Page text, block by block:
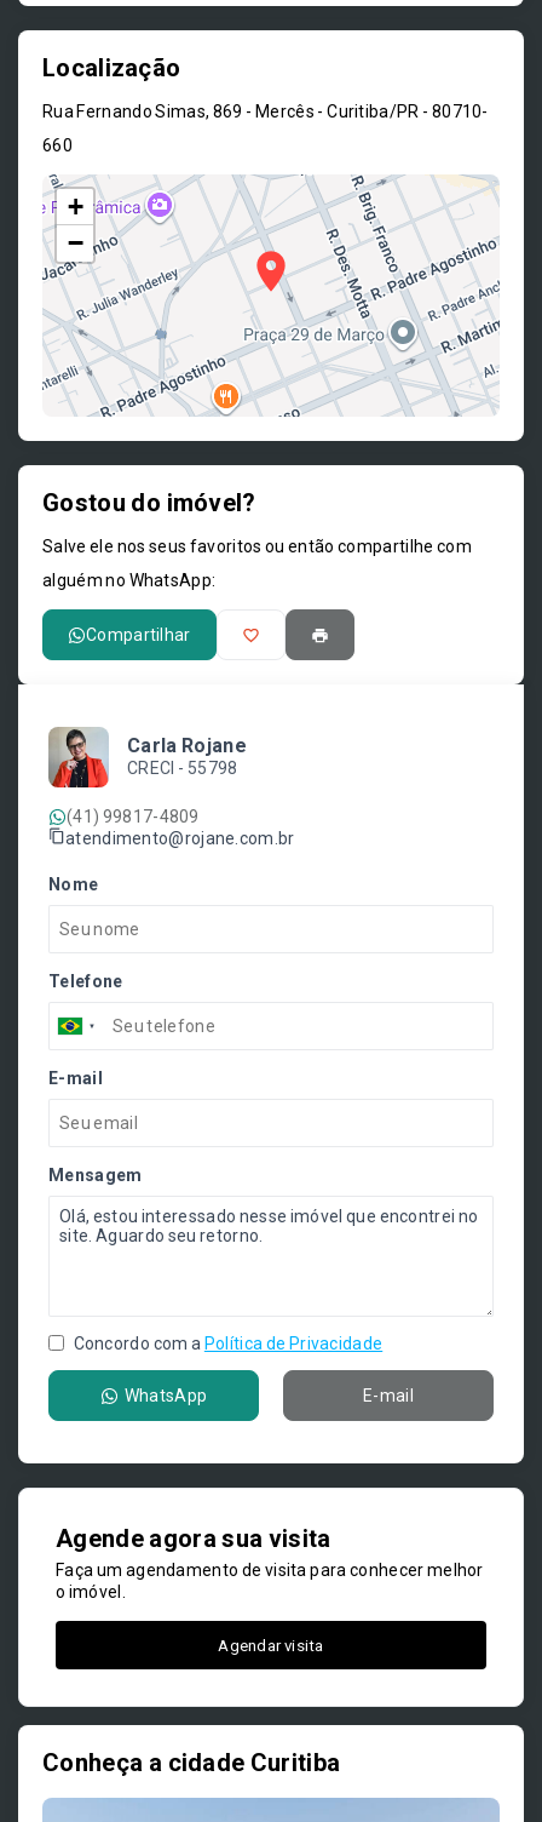
Localização
Rua Fernando Simas, 869 - Mercês - Curitiba/PR - 80710-
660
+
−
Gostou do imóvel?
Salve ele nos seus favoritos ou então compartilhe com
alguém no WhatsApp:
Compartilhar
Carla Rojane
CRECI - 55798
(41) 99817-4809
atendimento@rojane.com.br
Nome
Telefone
E-mail
Mensagem
Concordo com a Política de Privacidade
WhatsApp E-mail
Agende agora sua visita
Faça um agendamento de visita para conhecer melhor
o imóvel.
Agendar visita
Conheça a cidade Curitiba